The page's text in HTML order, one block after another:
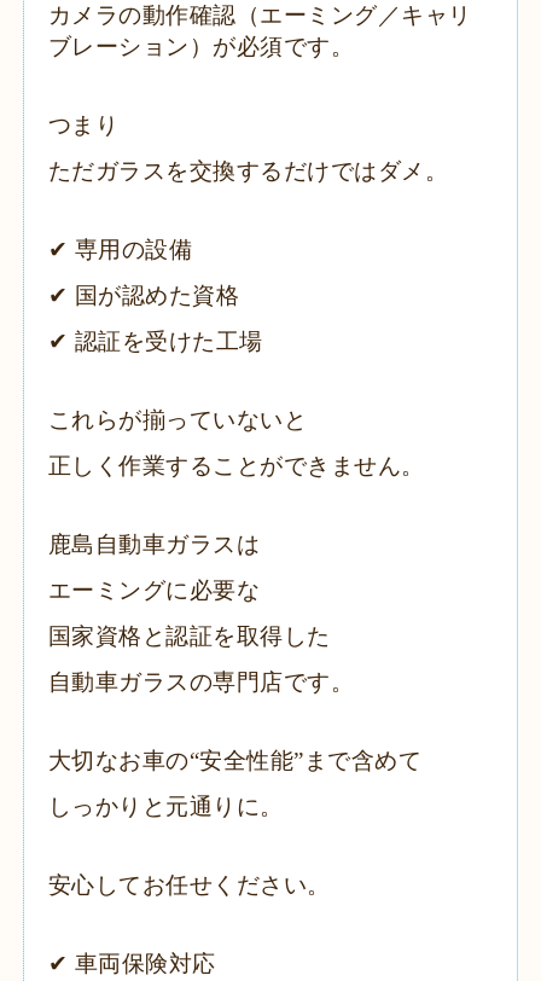
カメラの動作確認（エーミング／キャリ
ブレーション）が必須です。
つまり
ただガラスを交換するだけではダメ。
✔ 専用の設備
✔ 国が認めた資格
✔ 認証を受けた工場
これらが揃っていないと
正しく作業することができません。
鹿島自動車ガラスは
エーミングに必要な
国家資格と認証を取得した
自動車ガラスの専門店です。
大切なお車の“安全性能”まで含めて
しっかりと元通りに。
安心してお任せください。
✔ 車両保険対応